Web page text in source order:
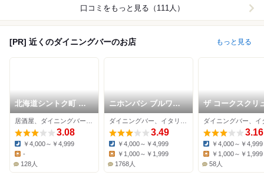
口コミをもっと見る（111人）
[PR] 近くのダイニングバーのお店 もっと見る
北海道シントク町 塚
田農場 八重洲北口店
3.08
Dinner:
￥4,000～￥4,999
-
128人
ニホンバシ ブルワリ
ー トウキョウステー
ション
3.49
Dinner:
￥4,000～￥4,999
￥1,000～￥1,999
1768人
ザ コークスクリ
バー＆グリル
3.16
Dinner:
￥4,000～￥4,999
Lunch:
￥1,000～￥1,999
58人